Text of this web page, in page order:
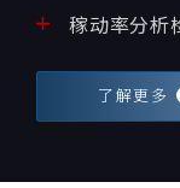
稼动率分析
了解更多